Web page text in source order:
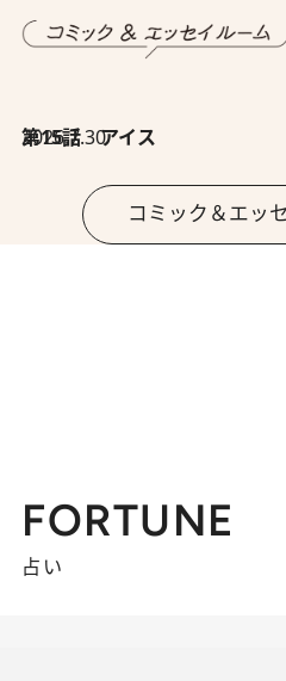
2026.7.30
第15話 アイス
コミック＆エッ
FORTUNE
占い